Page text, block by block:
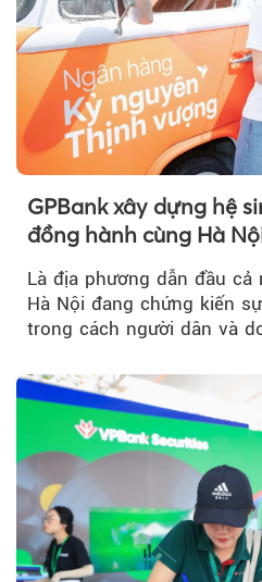
GPBank xây dựng hệ
đồng hành cùng Hà
Là địa phương dẫn đầu
Hà Nội đang chứng kiến
trong cách người dân và